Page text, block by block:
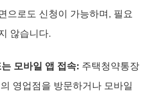
으로도 신청이 가능하며, 필요
않습니다.
모바일 앱 접속: 주택청약통장
영업점을 방문하거나 모바일